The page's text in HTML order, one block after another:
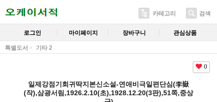
카테고리 검색
로그인 마이페이지 장바구니 관심상품
특별도서 기타 2
0
일제강점기희귀딱지본신소설-연애비극일편단심(李嶽
(작),삼광서림,1926.2.10(초),1928.12.20(3판),51쪽,중상